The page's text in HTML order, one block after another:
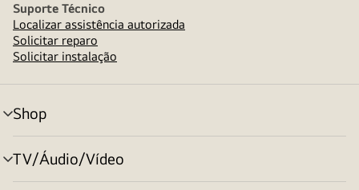
Suporte Técnico
Localizar assistência autorizada
Solicitar reparo
Solicitar instalação
Shop
alternar
menu
TV/Áudio/Vídeo
alternar
menu